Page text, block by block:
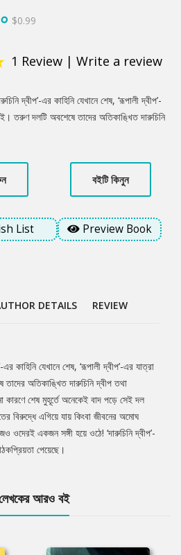
$0.99
1 Review | Write a review
দ্বীপ’-এর কাহিনি যেখানে শেষ, ‘রূপালী দ্বীপ’-
তরুণ দলটি অবশেষে তাদের অতিকাঙ্খিত দারুচিনি
পৌঁছায়। এর আগেই নানা কারণে শেষ মুহূর্তে অনেকেই
মুখোমুখি হয়, পাঠক যেন নিজেও ওদেরই একজন
দ্বীপ’-এর দ্বিতীয় খণ্ড ‘রূপালী দ্বীপ’ও পাঠকপ্রিয়তা
বইটি কিনুন
List Preview Book
DETAILS REVIEW
কাহিনি যেখানে শেষ, ‘রূপালী দ্বীপ’-এর যাত্রা
অতিকাঙ্খিত দারুচিনি দ্বীপ তথা
কারণে শেষ মুহূর্তে অনেকেই বাদ পড়ে সেই দল
বিরুদ্ধে এগিয়ে যায় কিংবা জীবনের অমোঘ
ওদেরই একজন সঙ্গী হয়ে ওঠে! ‘দারুচিনি দ্বীপ’-
পেয়েছে।
আরও বই